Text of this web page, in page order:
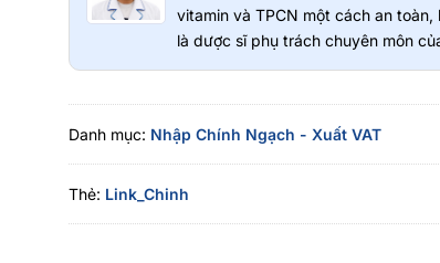
Hướng dẫn sử dụng Viên Uống
Advanced Cholesterol Complex
Lưu ý: Thực phẩm này không phải là thuốc,
thuộc cơ địa của từng người. Những bạn bệnh
bác sĩ trước khi sử dụng.
vitamin và TPCN một cách an
là dược sĩ phụ trách chuyên môn
Danh mục: Nhập Chính Ngạch - Xuất VAT
Thẻ: Link_Chinh